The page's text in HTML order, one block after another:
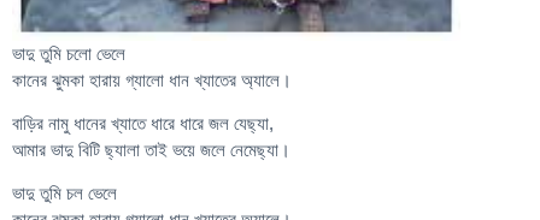
ভাদু তুমি চলো ভেলে
কানের ঝুমকা হারায় গ্যালো ধান খ্যাতের অ্যালে।
বাড়ির নামু ধানের খ্যাতে ধারে ধারে জল যেছ্যা,
আমার ভাদু বিটি ছ্যালা তাই ভয়ে জলে নেমেছ্যা।
ভাদু তুমি চল ভেলে